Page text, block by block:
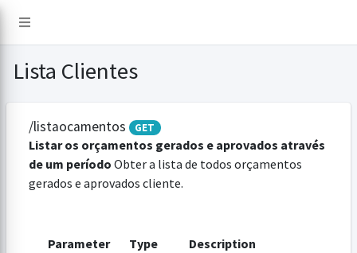
Lista Clientes
/listaocamentos GET
Listar os orçamentos gerados e aprovados através
de um período Obter a lista de todos orçamentos
gerados e aprovados cliente.
Parameter Type Description